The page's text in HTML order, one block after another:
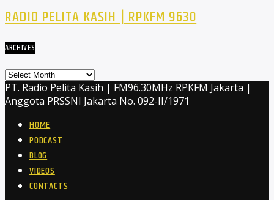
RADIO PELITA KASIH | RPKFM 9630
ARCHIVES
Archives
PT. Radio Pelita Kasih | FM96.30MHz RPKFM Jakarta |
Anggota PRSSNI Jakarta No. 092-II/1971
HOME
PODCAST
BLOG
VIDEOS
CONTACTS